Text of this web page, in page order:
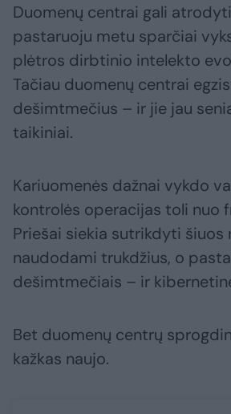
Duomenų centrai gali
pastaruoju metu sparčiai
plėtros dirbtinio intelekto
Tačiau duomenų centrai
dešimtmečius – ir jie jau
taikiniai.
Kariuomenės dažnai vykdo
kontrolės operacijas toli nuo
Priešai siekia sutrikdyti šiuos
naudodami trukdžius, o
dešimtmečiais – ir
Bet duomenų centrų
kažkas naujo.